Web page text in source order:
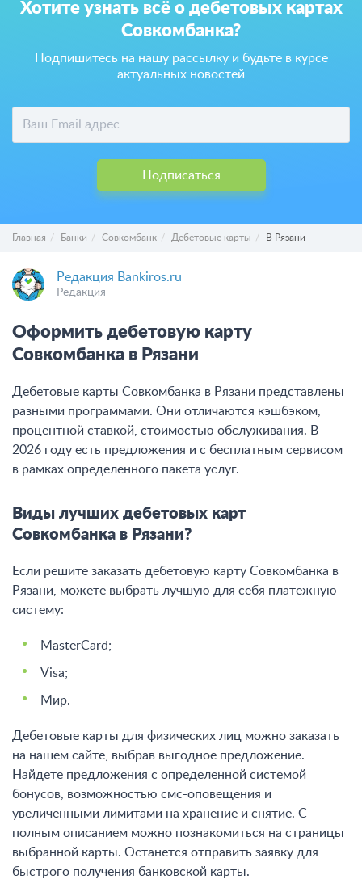
Хотите узнать всё о дебетовых картах
Совкомбанка?
Подпишитесь на нашу рассылку и будьте в курсе
актуальных новостей
Подписаться
Главная Банки Совкомбанк Дебетовые карты В Рязани
Редакция Bankiros.ru
Редакция
Оформить дебетовую карту
Совкомбанка в Рязани
Дебетовые карты Совкомбанка в Рязани представлены
разными программами. Они отличаются кэшбэком,
процентной ставкой, стоимостью обслуживания. В
2026 году есть предложения и с бесплатным сервисом
в рамках определенного пакета услуг.
Виды лучших дебетовых карт
Совкомбанка в Рязани?
Если решите заказать дебетовую карту Совкомбанка в
Рязани, можете выбрать лучшую для себя платежную
систему:
MasterCard;
Visa;
Мир.
Дебетовые карты для физических лиц можно заказать
на нашем сайте, выбрав выгодное предложение.
Найдете предложения с определенной системой
бонусов, возможностью смс-оповещения и
увеличенными лимитами на хранение и снятие. С
полным описанием можно познакомиться на страницы
выбранной карты. Останется отправить заявку для
быстрого получения банковской карты.